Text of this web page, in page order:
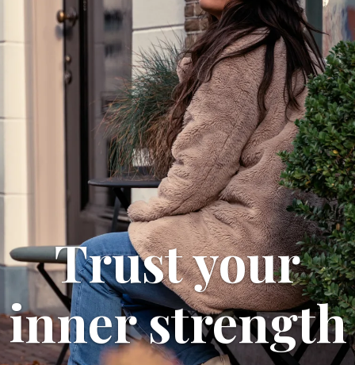
Trust your
inner strength